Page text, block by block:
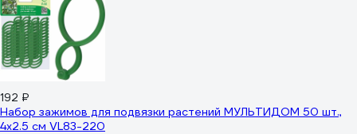
192 ₽
Набор зажимов для подвязки растений МУЛЬТИДОМ 50 шт.,
4x2.5 см VL83-220